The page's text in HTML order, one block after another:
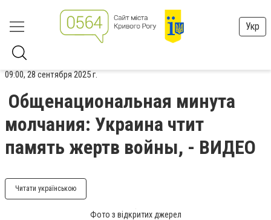
Укр
09:00, 28 сентября 2025 г.
Общенациональная минута
молчания: Украина чтит
память жертв войны, - ВИДЕО
Читати українською
Фото з відкритих джерел